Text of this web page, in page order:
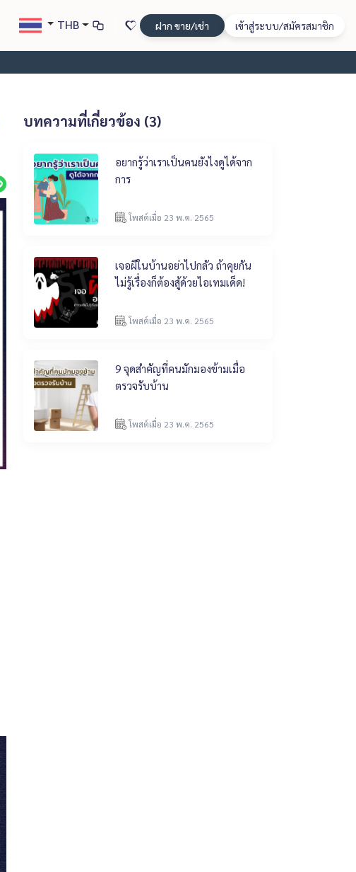
THB ฝาก ขาย/เช่า เข้าสู่ระบบ/สมัครสมาชิก
บทความที่เกี่ยวข้อง (3)
อยากรู้ว่าเราเป็นคนยังไงดูได้จาก
การ
โพสต์เมื่อ 23 พ.ค. 2565
เจอผีในบ้านอย่าไปกลัว ถ้าคุยกัน
ไม่รู้เรื่องก็ต้องสู้ด้วยไอเทมเด็ด!
โพสต์เมื่อ 23 พ.ค. 2565
9 จุดสำคัญที่คนมักมองข้ามเมื่อ
ตรวจรับบ้าน
โพสต์เมื่อ 23 พ.ค. 2565